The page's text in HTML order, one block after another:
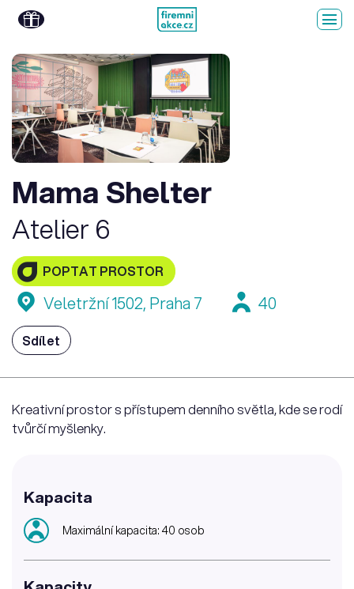
Mama Shelter
Atelier 6
POPTAT PROSTOR
Veletržní 1502, Praha 7 40
Sdílet
Kreativní prostor s přístupem denního světla, kde se rodí
tvůrčí myšlenky.
Kapacita
Maximální kapacita: 40 osob